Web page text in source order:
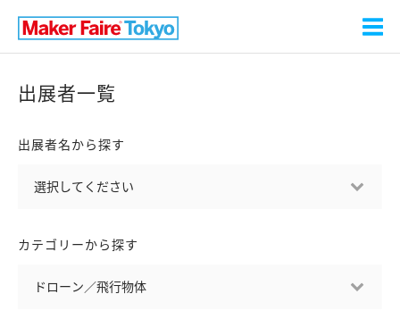
出展者一覧
出展者名から探す
カテゴリーから探す